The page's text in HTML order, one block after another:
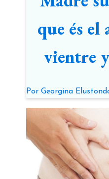
que és
vientre
Por Georgina